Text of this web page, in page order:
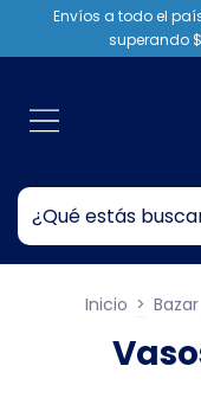
Envíos a todo el
superando
Inicio > Bazar